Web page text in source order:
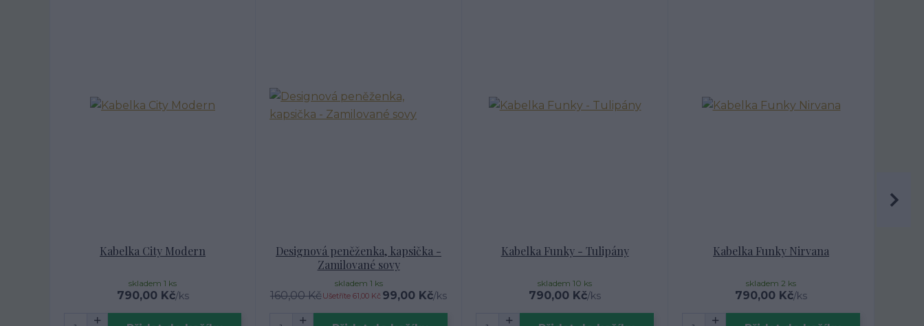
Kabelka City Modern
790,00 Kč/ks
skladem 1 ks
Designová peněženka, kapsička -
Zamilované sovy
160,00 KčUšetříte 61,00 Kč 99,00 Kč/ks
skladem 1 ks
Kabelka Funky - Tulipány
790,00 Kč/ks
skladem 10 ks
Kabelka Funky Nirvana
790,00 Kč/ks
skladem 2 ks